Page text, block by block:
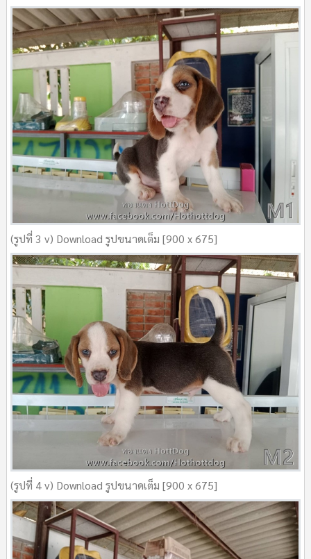
(รูปที่ 3 v) Download รูปขนาดเต็ม [900 x 675]
(รูปที่ 4 v) Download รูปขนาดเต็ม [900 x 675]